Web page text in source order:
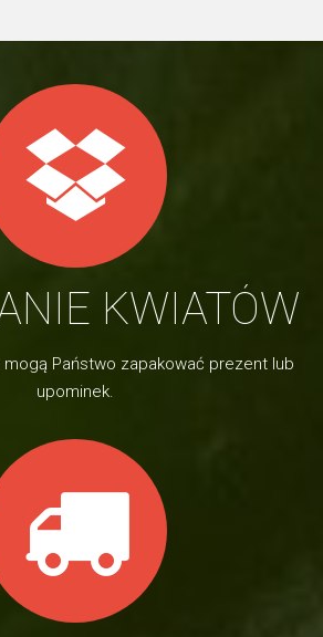
KWIATÓW
mogą Państwo zapakować prezent lub
upominek.